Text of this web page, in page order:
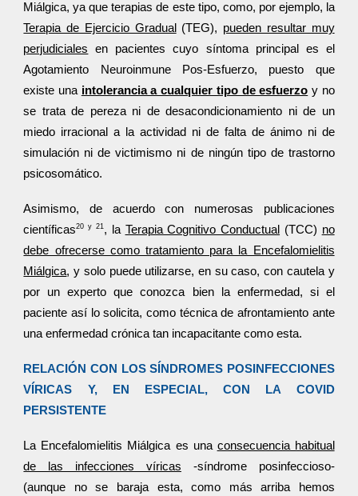
Miálgica, ya que terapias de este tipo, como, por ejemplo, la
Terapia de Ejercicio Gradual
(TEG), pueden resultar muy
perjudiciales en pacientes cuyo síntoma principal es el
Agotamiento Neuroinmune Pos-Esfuerzo, puesto que
existe una intolerancia a cualquier tipo de esfuerzo y no
se trata de pereza ni de desacondicionamiento ni de un
miedo irracional a la actividad ni de falta de ánimo ni de
simulación ni de victimismo ni de ningún tipo de trastorno
psicosomático.
Asimismo, de acuerdo con numerosas publicaciones
científicas20 y 21, la Terapia Cognitivo Conductual (TCC) no
debe ofrecerse como tratamiento para la Encefalomielitis
Miálgica, y solo puede utilizarse, en su caso, con cautela y
por un experto que conozca bien la enfermedad, si el
paciente así lo solicita, como técnica de afrontamiento ante
una enfermedad crónica tan incapacitante como esta.
RELACIÓN CON LOS SÍNDROMES POSINFECCIONES
VÍRICAS Y, EN ESPECIAL, CON LA COVID
PERSISTENTE
La Encefalomielitis Miálgica es una consecuencia habitual
de las infecciones víricas -síndrome posinfeccioso-
(aunque no se baraja esta, como más arriba hemos